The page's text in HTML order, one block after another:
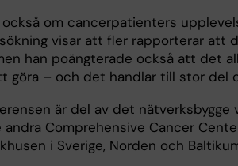
om cancerpatienters
visar att fler rapporterar att
han poängterade också att det
göra – och det handlar till stor del
är del av det nätverksbygge
andra Comprehensive Cancer
i Sverige, Norden och